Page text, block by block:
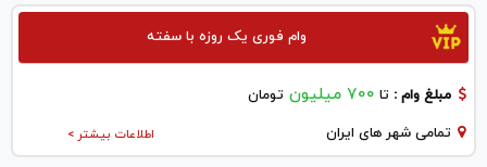
وام فوری یک روزه با سفته
مبلغ وام : تا 700 میلیون تومان
اطلاعات بیشتر > تمامی شهر های ایران